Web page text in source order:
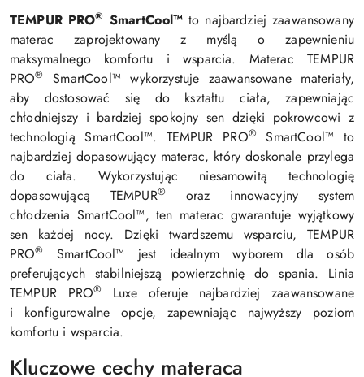
TEMPUR PRO® SmartCool™ to najbardziej zaawansowany
materac zaprojektowany z myślą o zapewnieniu
maksymalnego komfortu i wsparcia. Materac TEMPUR
PRO®
SmartCool™ wykorzystuje zaawansowane materiały,
aby dostosować się do kształtu ciała, zapewniając
chłodniejszy i bardziej spokojny sen dzięki pokrowcowi z
technologią SmartCool™. TEMPUR PRO®
SmartCool™ to
najbardziej dopasowujący materac, który doskonale przylega
do ciała. Wykorzystując niesamowitą technologię
dopasowującą TEMPUR®
oraz innowacyjny system
chłodzenia SmartCool™, ten materac gwarantuje wyjątkowy
sen każdej nocy. Dzięki twardszemu wsparciu, TEMPUR
PRO®
SmartCool™ jest idealnym wyborem dla osób
preferujących stabilniejszą powierzchnię do spania. Linia
TEMPUR PRO®
Luxe oferuje najbardziej zaawansowane
i konfigurowalne opcje, zapewniając najwyższy poziom
komfortu i wsparcia.
Kluczowe cechy materaca